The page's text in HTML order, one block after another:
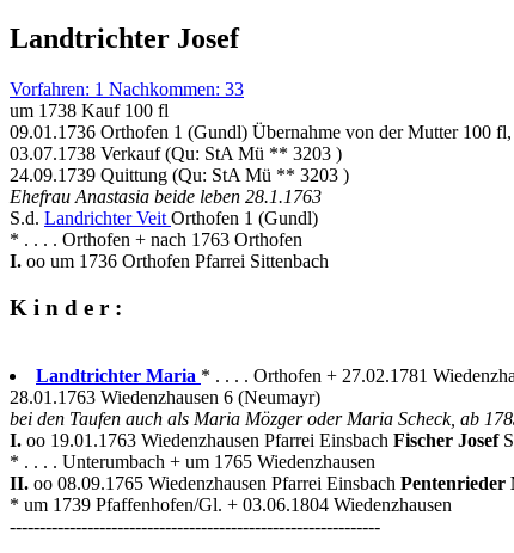
Landtrichter Josef
Vorfahren: 1 Nachkommen: 33
um 1738 Kauf 100 fl
09.01.1736 Orthofen 1 (Gundl) Übernahme von der Mutter 100
03.07.1738 Verkauf (Qu: StA Mü ** 3203 )
24.09.1739 Quittung (Qu: StA Mü ** 3203 )
Ehefrau Anastasia beide leben 28.1.1763
S.d. Landrichter Veit Orthofen 1 (Gundl)
* . . . . Orthofen + nach 1763 Orthofen
I. oo um 1736 Orthofen Pfarrei Sittenbach
K i n d e r :
Landtrichter Maria * . . . . Orthofen + 27.02.1781
28.01.1763 Wiedenzhausen 6 (Neumayr)
bei den Taufen auch als Maria Mözger oder Maria Scheck, ab
I. oo 19.01.1763 Wiedenzhausen Pfarrei Einsbach Fischer Josef
* . . . . Unterumbach + um 1765 Wiedenzhausen
II. oo 08.09.1765 Wiedenzhausen Pfarrei Einsbach Pentenrieder
* um 1739 Pfaffenhofen/Gl. + 03.06.1804 Wiedenzhausen
--------------------------------------------------------------